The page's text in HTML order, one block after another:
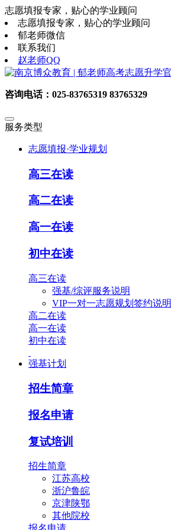
志愿填报专家，贴心的学业顾问
志愿填报专家，贴心的学业顾问
郁老师微信
联系我们
赵老师QQ
咨询电话：025-83765319 83765329
服务类型
志愿填报·学业规划
高三在读
高二在读
高一在读
初中在读
高三在读
强基/综评服务说明
VIP一对一志愿规划签约说明
高二在读
高一在读
初中在读
强基计划
招生简章
报名申请
复试培训
招生简章
江苏高校
浙沪鲁皖
京津陕鄂
其他院校